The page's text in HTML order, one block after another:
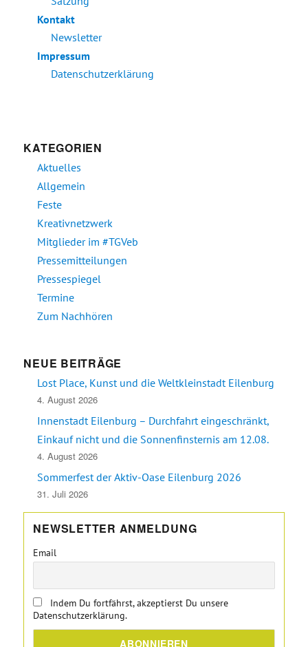
Kontakt
Newsletter
Impressum
Datenschutzerklärung
KATEGORIEN
Aktuelles
Allgemein
Feste
Kreativnetzwerk
Mitglieder im #TGVeb
Pressemitteilungen
Pressespiegel
Termine
Zum Nachhören
NEUE BEITRÄGE
Lost Place, Kunst und die Weltkleinstadt Eilenburg
4. August 2026
Innenstadt Eilenburg – Durchfahrt eingeschränkt,
Einkauf nicht und die Sonnenfinsternis am 12.08.
4. August 2026
Sommerfest der Aktiv-Oase Eilenburg 2026
31. Juli 2026
NEWSLETTER ANMELDUNG
Email
Indem Du fortfährst, akzeptierst Du unsere
Datenschutzerklärung.